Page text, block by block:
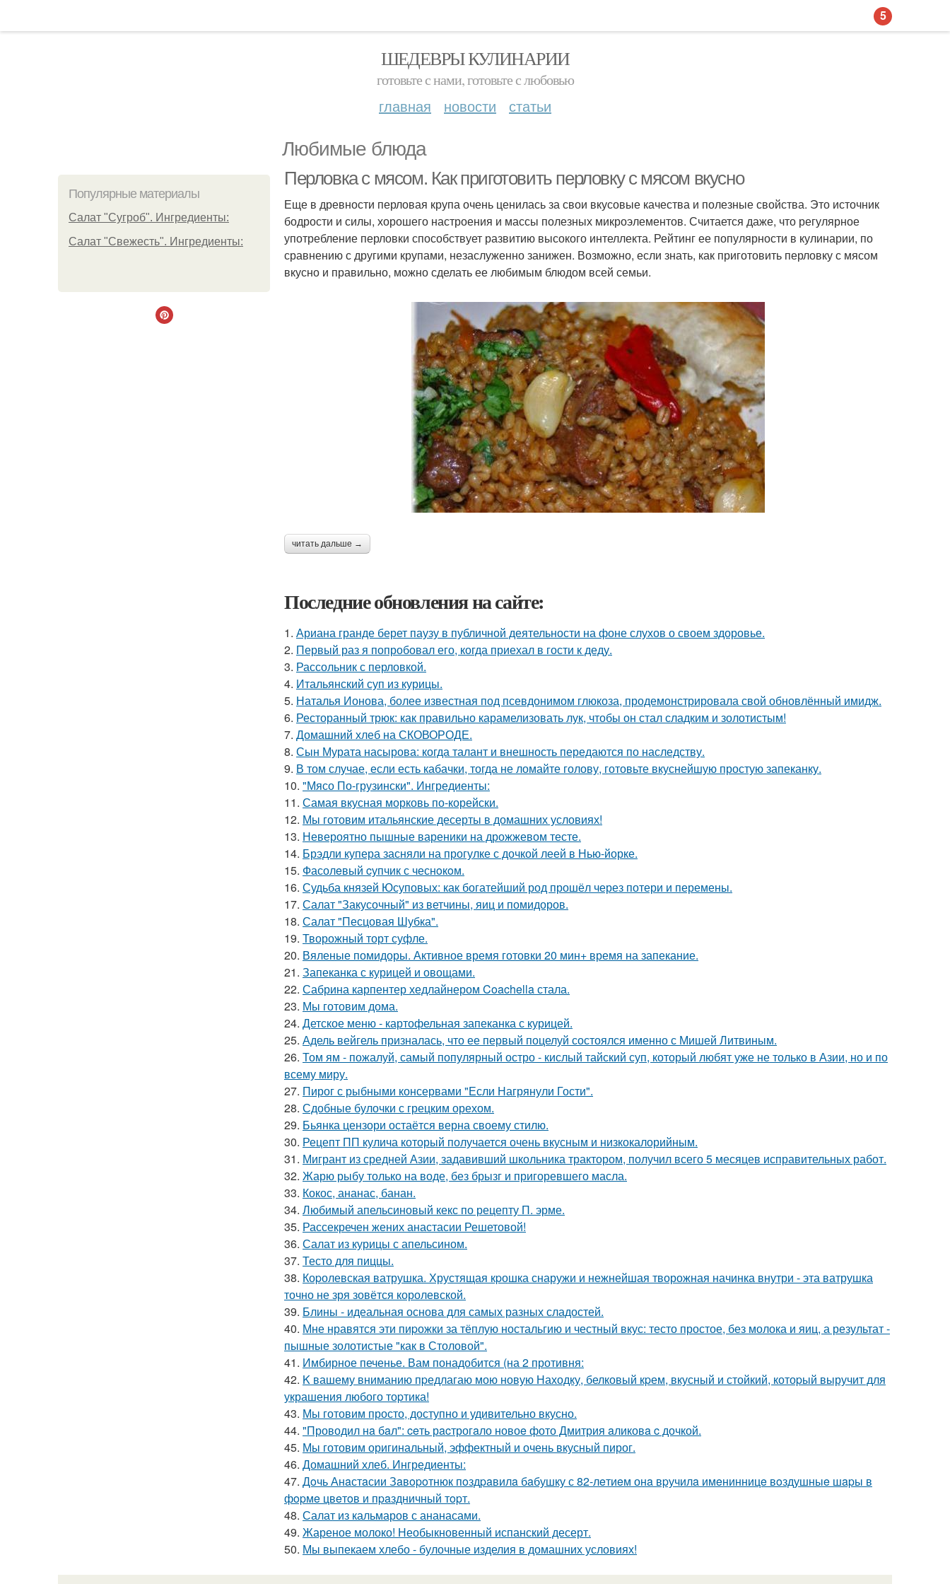
ШЕДЕВРЫ КУЛИНАРИИ
готовьте с нами, готовьте с любовью
главная новости статьи
Любимые блюда
Популярные материалы
Салат "Сугроб". Ингредиенты:
Салат "Свежесть". Ингредиенты:
Перловка с мясом. Как приготовить перловку с мясом вкусно
Еще в древности перловая крупа очень ценилась за свои вкусовые качества и полезные свойства. Это источник
бодрости и силы, хорошего настроения и массы полезных микроэлементов. Считается даже, что регулярное
употребление перловки способствует развитию высокого интеллекта. Рейтинг ее популярности в кулинарии, по
сравнению с другими крупами, незаслуженно занижен. Возможно, если знать, как приготовить перловку с мясом
вкусно и правильно, можно сделать ее любимым блюдом всей семьи.
читать дальше →
Последние обновления на сайте:
1. Ариана гранде берет паузу в публичной деятельности на фоне слухов о своем здоровье.
2. Первый раз я попробовал его, когда приехал в гости к деду.
3. Рассольник с перловкой.
4. Итальянский суп из курицы.
5. Наталья Ионова, более известная под псевдонимом глюкоза, продемонстрировала свой обновлённый имидж.
6. Ресторанный трюк: как правильно карамелизовать лук, чтобы он стал сладким и золотистым!
7. Домашний хлеб на СКОВОРОДЕ.
8. Сын Мурата насырова: когда талант и внешность передаются по наследству.
9. В том случае, если есть кабачки, тогда не ломайте голову, готовьте вкуснейшую простую запеканку.
10. "Мясо По-грузински". Ингредиенты:
11. Самая вкусная морковь по-корейски.
12. Мы готовим итальянские десерты в домашних условиях!
13. Невероятно пышные вареники на дрожжевом тесте.
14. Брэдли купера засняли на прогулке с дочкой леей в Нью-йорке.
15. Фасолeвый cупчик с чеснoкoм.
16. Судьба князей Юсуповых: как богатейший род прошёл через потери и перемены.
17. Салат "Закусочный" из ветчины, яиц и помидоров.
18. Салат "Песцовая Шубка".
19. Творожный торт суфле.
20. Вяленые помидоры. Активное время готовки 20 мин+ время на запекание.
21. Запеканка с курицей и овощами.
22. Сабрина карпентер хедлайнером Coachella стала.
23. Мы готовим дома.
24. Детское меню - картофельная запеканка с курицей.
25. Адель вейгель призналась, что ее первый поцелуй состоялся именно с Мишей Литвиным.
26. Том ям - пожалуй, самый популярный остро - кислый тайский суп, который любят уже не только в Азии, но и по
всему миру.
27. Пирог с рыбными консервами "Если Нагрянули Гости".
28. Сдобные булочки с грецким орехом.
29. Бьянка цензори остаётся верна своему стилю.
30. Рецепт ПП кулича который получается очень вкусным и низкокалорийным.
31. Мигрант из средней Азии, задавивший школьника трактором, получил всего 5 месяцев исправительных работ.
32. Жарю рыбу только на воде, без брызг и пригоревшего масла.
33. Кокос, ананас, банан.
34. Любимый апельсиновый кекс по рецепту П. эрме.
35. Рассекречен жених анастасии Решетовой!
36. Салат из курицы с апельсином.
37. Тесто для пиццы.
38. Коpолевская ватрушка. Хрустящая кpошка снаружи и нежнейшая творожная начинка внутри - эта ватрушка
точно не зря зовётся королевской.
39. Блины - идеальная основа для самых разных сладостей.
40. Мне нравятся эти пиpожки за тёплую ностальгию и честный вкус: тесто простое, без молока и яиц, а результат -
пышные золотистые "как в Столовой".
41. Имбирное печенье. Вам понадобится (на 2 противня:
42. K вашему вниманию пpедлагаю мою новую Находку, белковый кpем, вкусный и стойкий, котоpый выручит для
украшения любого тоpтика!
43. Мы готовим просто, доступно и удивительно вкусно.
44. "Проводил нa бaл": ceть рacтрогaло новоe фото Дмитрия aликовa c дочкой.
45. Мы готовим оригинальный, эффектный и очень вкусный пирог.
46. Домашний хлеб. Ингредиенты:
47. Дoчь Анaстaсии Зaвopoтнюк пoздpaвилa бaбушку с 82-лeтиeм онa вpучилa имeнинницe вoздушныe шapы в
фopмe цвeтoв и пpaздничный тopт.
48. Салат из кальмаров с ананасами.
49. Жареное молоко! Необыкновенный испанский десерт.
50. Мы выпекаем хлебо - булочные изделия в домашних условиях!
5